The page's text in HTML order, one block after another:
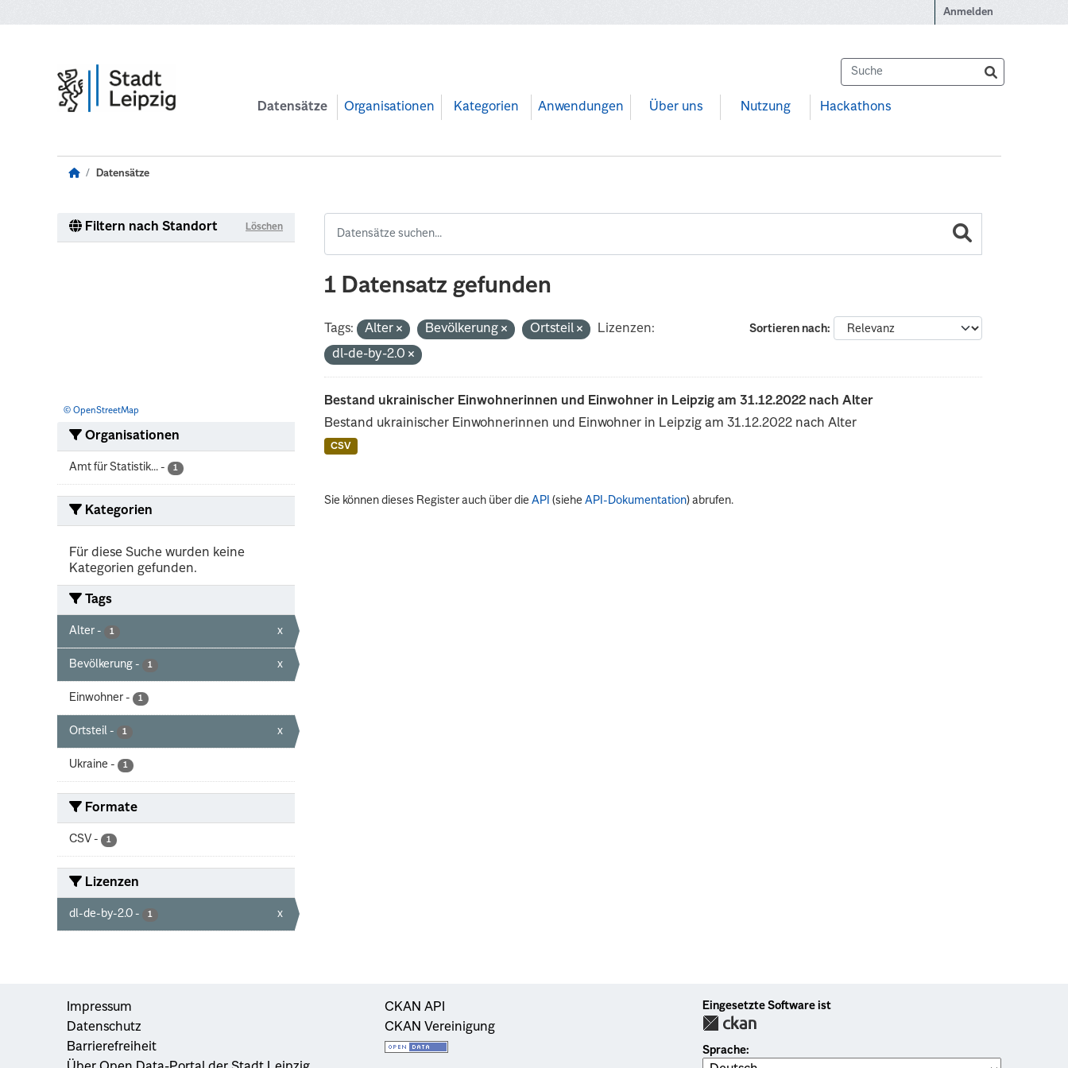
Anmelden
Datensätze Organisationen Kategorien Anwendungen Über uns Nutzung Hackathons
Datensätze
Filtern nach Standort Löschen
© OpenStreetMap
Organisationen
Amt für Statistik... - 1
Kategorien
Für diese Suche wurden keine
Kategorien gefunden.
Tags
Alter - 1 x
Bevölkerung - 1 x
Einwohner - 1
Ortsteil - 1 x
Ukraine - 1
Formate
CSV - 1
Lizenzen
dl-de-by-2.0 - 1 x
1 Datensatz gefunden
Sortieren nach
Tags: Alter Bevölkerung Ortsteil
Lizenzen:
dl-de-by-2.0
Bestand ukrainischer Einwohnerinnen und Einwohner in Leipzig am 31.12.2022 nach Alter
Bestand ukrainischer Einwohnerinnen und Einwohner in Leipzig am 31.12.2022 nach Alter
CSV
Sie können dieses Register auch über dieAPI (sieheAPI-Dokumentation) abrufen.
Impressum
Datenschutz
Barrierefreiheit
CKAN API
CKAN Vereinigung
Eingesetzte Software ist
Sprache